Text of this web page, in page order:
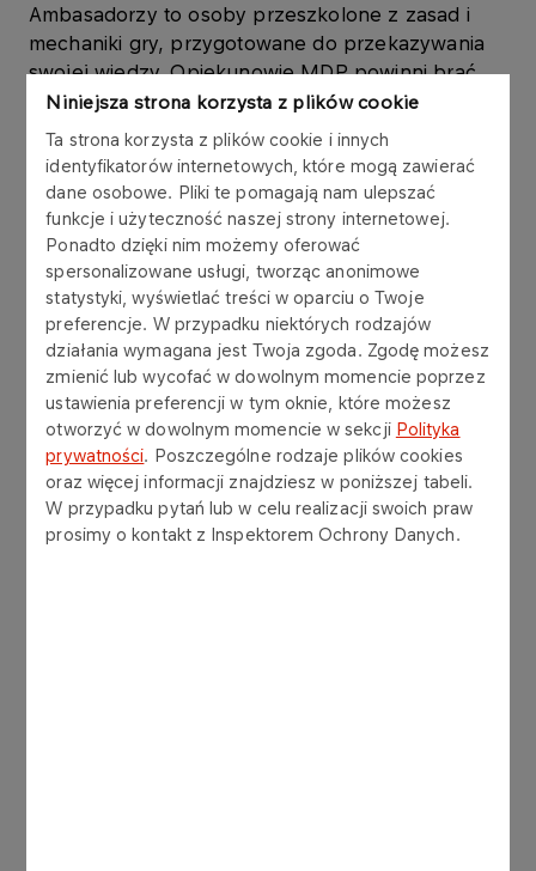
Niniejsza strona korzysta z plików cookie
Ta strona korzysta z plików cookie i innych
identyfikatorów internetowych, które mogą zawierać
dane osobowe. Pliki te pomagają nam ulepszać
funkcje i użyteczność naszej strony internetowej.
Ponadto dzięki nim możemy oferować
spersonalizowane usługi, tworząc anonimowe
statystyki, wyświetlać treści w oparciu o Twoje
preferencje. W przypadku niektórych rodzajów
działania wymagana jest Twoja zgoda. Zgodę możesz
zmienić lub wycofać w dowolnym momencie poprzez
ustawienia preferencji w tym oknie, które możesz
otworzyć w dowolnym momencie w sekcji Polityka
prywatności. Poszczególne rodzaje plików cookies
oraz więcej informacji znajdziesz w poniższej tabeli.
W przypadku pytań lub w celu realizacji swoich praw
prosimy o kontakt z Inspektorem Ochrony Danych.
Ambasadorzy to osoby przeszkolone z zasad i
mechaniki gry, przygotowane do przekazywania
swojej wiedzy. Opiekunowie MDP powinni brać
czynny udział w szkoleniu, żeby byli w stanie
koordynować kolejne, już samodzielne,
rozgrywki.
Chcesz zaprosić Ambasadora do swojej jednostki?
Na mapie znajdź instruktora, który mieszka
najbliżej Ciebie i spytaj o możliwy termin
przeszkolenia drużyny. W opisie poszczególnych
pinezek znajdują się adresy mailowe
Ambasadorów.
MAPA AMBASADORÓW